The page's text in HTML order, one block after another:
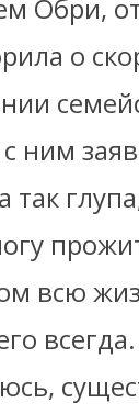
Обри,
о
ним
так
всю